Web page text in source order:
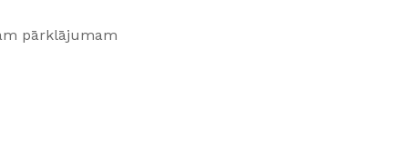
pārklājumam